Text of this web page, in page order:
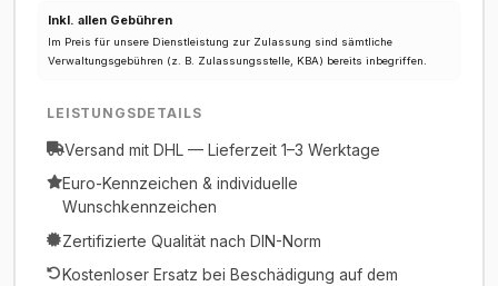
Inkl. allen Gebühren
Im Preis für unsere Dienstleistung zur Zulassung sind sämtliche
Verwaltungsgebühren (z. B. Zulassungsstelle, KBA) bereits inbegriffen.
LEISTUNGSDETAILS
Versand mit DHL — Lieferzeit 1–3 Werktage
Euro-Kennzeichen & individuelle
Wunschkennzeichen
Zertifizierte Qualität nach DIN-Norm
Kostenloser Ersatz bei Beschädigung auf dem